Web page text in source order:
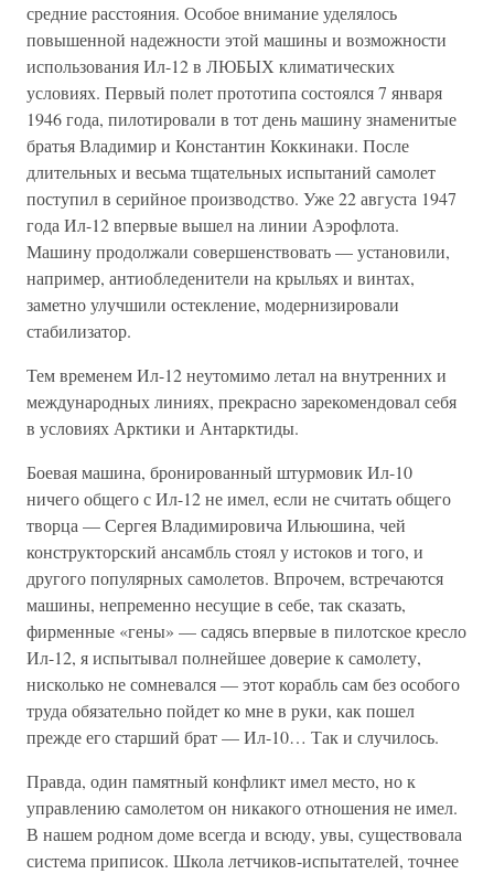
средние расстояния. Особое внимание уделялось
повышенной надежности этой машины и возможности
использования Ил-12 в ЛЮБЫХ климатических
условиях. Первый полет прототипа состоялся 7 января
1946 года, пилотировали в тот день машину знаменитые
братья Владимир и Константин Коккинаки. После
длительных и весьма тщательных испытаний самолет
поступил в серийное производство. Уже 22 августа 1947
года Ил-12 впервые вышел на линии Аэрофлота.
Машину продолжали совершенствовать — установили,
например, антиобледенители на крыльях и винтах,
заметно улучшили остекление, модернизировали
стабилизатор.
Тем временем Ил-12 неутомимо летал на внутренних и
международных линиях, прекрасно зарекомендовал себя
в условиях Арктики и Антарктиды.
Боевая машина, бронированный штурмовик Ил-10
ничего общего с Ил-12 не имел, если не считать общего
творца — Сергея Владимировича Ильюшина, чей
конструкторский ансамбль стоял у истоков и того, и
другого популярных самолетов. Впрочем, встречаются
машины, непременно несущие в себе, так сказать,
фирменные «гены» — садясь впервые в пилотское кресло
Ил-12, я испытывал полнейшее доверие к самолету,
нисколько не сомневался — этот корабль сам без особого
труда обязательно пойдет ко мне в руки, как пошел
прежде его старший брат — Ил-10… Так и случилось.
Правда, один памятный конфликт имел место, но к
управлению самолетом он никакого отношения не имел.
В нашем родном доме всегда и всюду, увы, существовала
система приписок. Школа летчиков-испытателей, точнее